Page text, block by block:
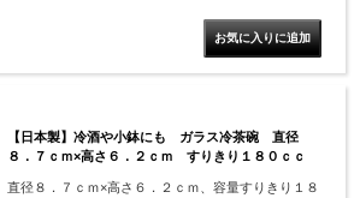
【日本製】冷酒や小鉢にも ガラス冷茶碗 直径
８．７ｃｍ×高さ６．２ｃｍ すりきり１８０ｃｃ
直径８．７ｃｍ×高さ６．２ｃｍ、容量すりきり１８